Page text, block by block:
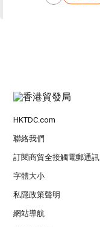
HKTDC.com
聯絡我們
訂閱商貿全接觸電郵通訊
字體大小
私隱政策聲明
網站導航